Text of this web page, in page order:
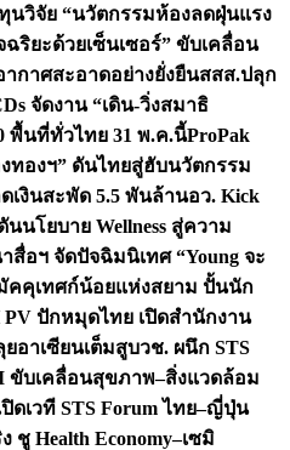
นวิจัย “นวัตกรรมห้องลดฝุ่นแรง
ริยะด้วยเซ็นเซอร์” ขับเคลื่อน
กาศสะอาดอย่างยั่งยืนสสส.ปลุก
จัดงาน “เดิน-วิ่งสมาธิ
พื้นที่ทั่วไทย 31 พ.ค.นี้ProPak
งทองฯ” ดันไทยสู่ฮับนวัตกรรม
เงินสะพัด 5.5 พันล้านอว. Kick
นโยบาย Wellness สู่ความ
อฯ จัดปัจฉิมนิเทศ “Young จะ
คคุเทศก์น้อยแห่งสยาม ปั้นนัก
PV ปักหมุดไทย เปิดสำนักงาน
อาเซียนเต็มสูบวช. ผนึก STS
ขับเคลื่อนสุขภาพ–สิ่งแวดล้อม
ปิดเวที STS Forum ไทย–ญี่ปุ่น
ชู Health Economy–เซมิ